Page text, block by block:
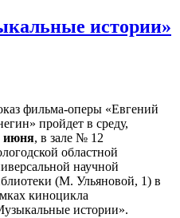
истории»
фильма-оперы «Евгений
пройдет в среду,
июня, в зале № 12
областной
научной
(М. Ульяновой, 1) в
киноцикла
истории».